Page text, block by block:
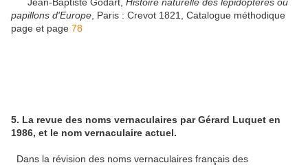
papillons d'Europe , Paris : Crevot 1821, Catalogue méthodique
page et page 78
5. La revue des noms vernaculaires par Gérard Luquet en
1986, et le nom vernaculaire actuel.
Dans la révision des noms vernaculaires français des